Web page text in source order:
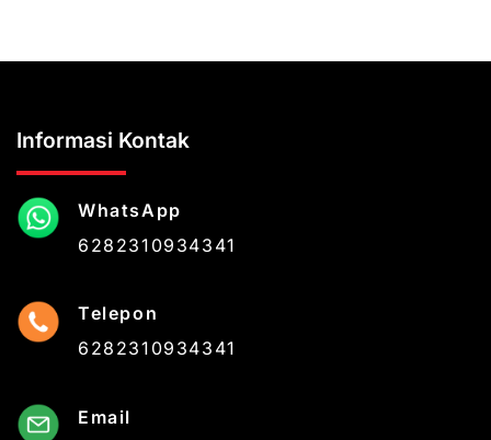
Informasi Kontak
WhatsApp
6282310934341
Telepon
6282310934341
Email